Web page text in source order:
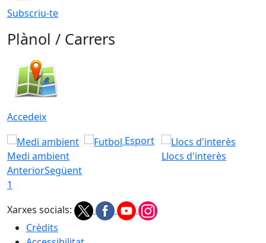
Subscriu-te
Plànol / Carrers
Accedeix
Medi ambient
Esport
Llocs d'interès
AnteriorSegüent
1
Xarxes socials:
Crèdits